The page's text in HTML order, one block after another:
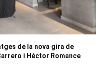
de la nova gira de
i Hèctor Romance